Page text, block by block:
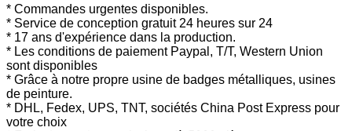
* Commandes urgentes disponibles.
* Service de conception gratuit 24 heures sur 24
* 17 ans d'expérience dans la production.
* Les conditions de paiement Paypal, T/T, Western Union
sont disponibles
* Grâce à notre propre usine de badges métalliques, usines
de peinture.
* DHL, Fedex, UPS, TNT, sociétés China Post Express pour
votre choix